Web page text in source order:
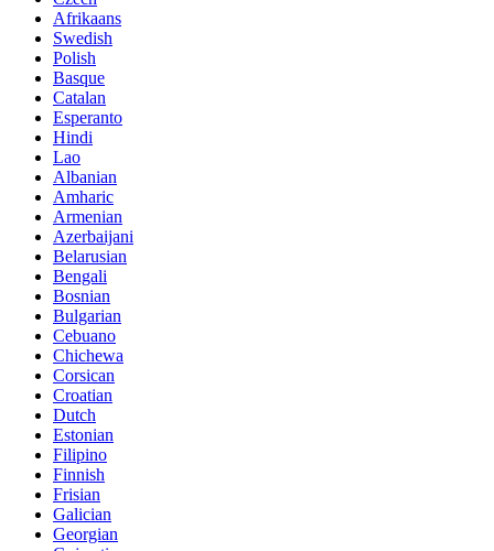
Afrikaans
Swedish
Polish
Basque
Catalan
Esperanto
Hindi
Lao
Albanian
Amharic
Armenian
Azerbaijani
Belarusian
Bengali
Bosnian
Bulgarian
Cebuano
Chichewa
Corsican
Croatian
Dutch
Estonian
Filipino
Finnish
Frisian
Galician
Georgian